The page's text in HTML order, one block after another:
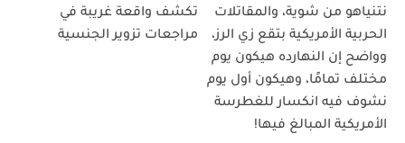
نتنياهو من شوية، والمقاتلات
الحربية الأمريكية بتقع زي الرز،
وواضح إن النهارده هيكون يوم
مختلف تمامًا، وهيكون أول يوم
نشوف فيه انكسار للغطرسة
الأمريكية المبالغ فيها!
تكشف واقعة غريبة في
مراجعات تزوير الجنسية